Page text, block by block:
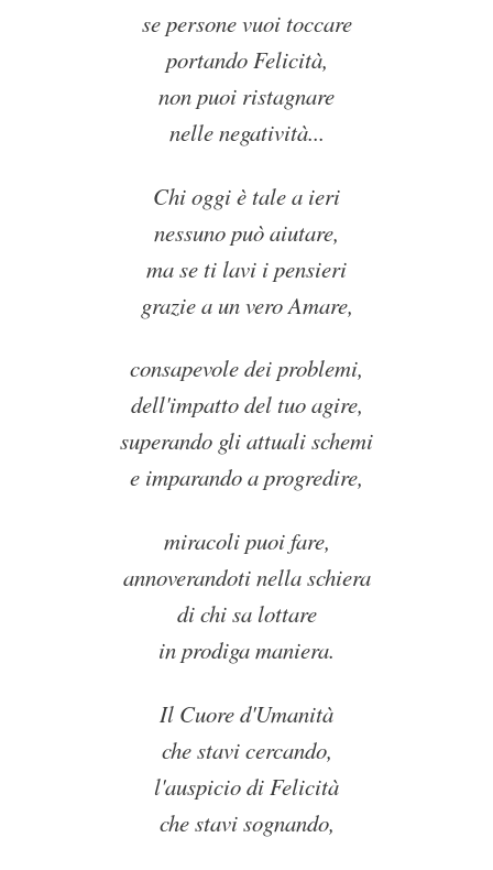
se persone vuoi toccare
portando Felicità,
non puoi ristagnare
nelle negatività...
Chi oggi è tale a ieri
nessuno può aiutare,
ma se ti lavi i pensieri
grazie a un vero Amare,
consapevole dei problemi,
dell'impatto del tuo agire,
superando gli attuali schemi
e imparando a progredire,
miracoli puoi fare,
annoverandoti nella schiera
di chi sa lottare
in prodiga maniera.
Il Cuore d'Umanità
che stavi cercando,
l'auspicio di Felicità
che stavi sognando,